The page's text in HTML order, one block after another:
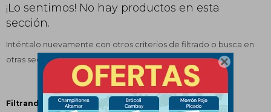

¡Lo sentimos! No hay productos en esta
sección.
Inténtalo nuevamente con otros criterios de filtrado o busca en
otras secciones de nuestro catálogo.
Filtrando por: Papas Crufi Quitar filtros